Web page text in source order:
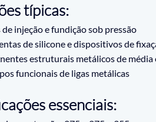
típicas:
injeção e fundição sob pressão
de silicone e dispositivos de
estruturais metálicos de média
funcionais de ligas metálicas
essenciais: